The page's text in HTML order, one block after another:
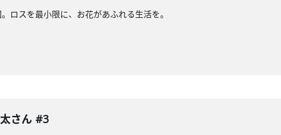
ロスを最小限に、お花があふれる生活を。
さん #3